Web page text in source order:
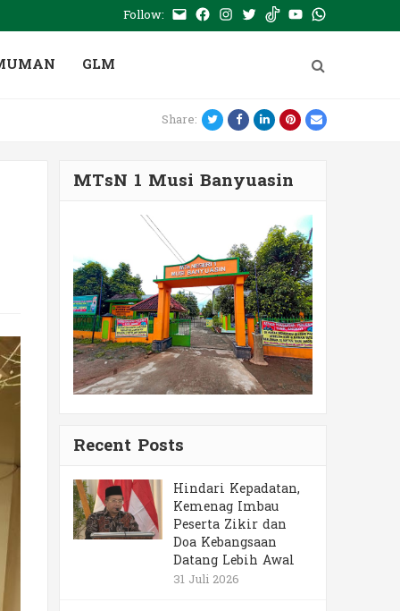
Follow: E- Facebook
Instagram
TwitterTiktokYoutubeWhatsApp
GLM
Share: TwitterFacebookLinkedIn
Pinterest
Email
MTsN 1 Musi Banyuasin
Recent Posts
Hindari Kepadatan,
Kemenag Imbau
Peserta Zikir dan
Doa Kebangsaan
Datang Lebih Awal
31 Juli 2026